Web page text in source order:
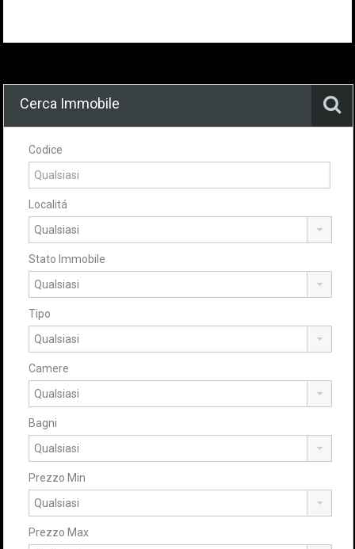
Cerca Immobile
Codice
Localitá
Stato Immobile
Tipo
Camere
Bagni
Prezzo Min
Prezzo Max